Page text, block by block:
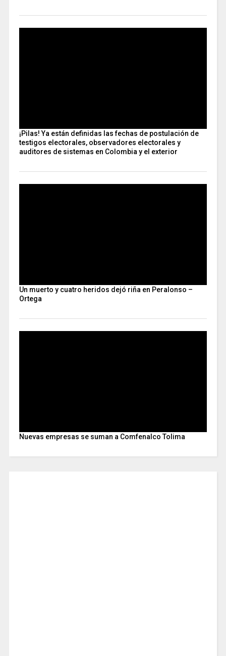
¡Pilas! Ya están definidas las fechas de postulación de
testigos electorales, observadores electorales y
auditores de sistemas en Colombia y el exterior
Un muerto y cuatro heridos dejó riña en Peralonso –
Ortega
Nuevas empresas se suman a Comfenalco Tolima